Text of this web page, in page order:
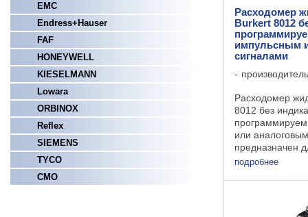
EMC
Endress+Hauser
FAF
HONEYWELL
KIESELMANN
Lowara
ORBINOX
Reflex
SIEMENS
TYCO
СМО
Расходомер
Burkert 8012
импульсным
сигналами
Расходомер
8012 без
или
предназначен
расходов в
Материал
подробнее